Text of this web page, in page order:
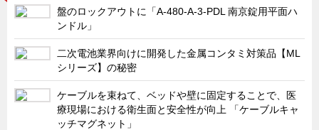
盤のロックアウトに「A-480-A-3-PDL 南京錠用平面ハ
ンドル」
二次電池業界向けに開発した金属コンタミ対策品【ML
シリーズ】の秘密
ケーブルを束ねて、ベッドや壁に固定することで、医
療現場における衛生面と安全性が向上 「ケーブルキャ
ッチマグネット」